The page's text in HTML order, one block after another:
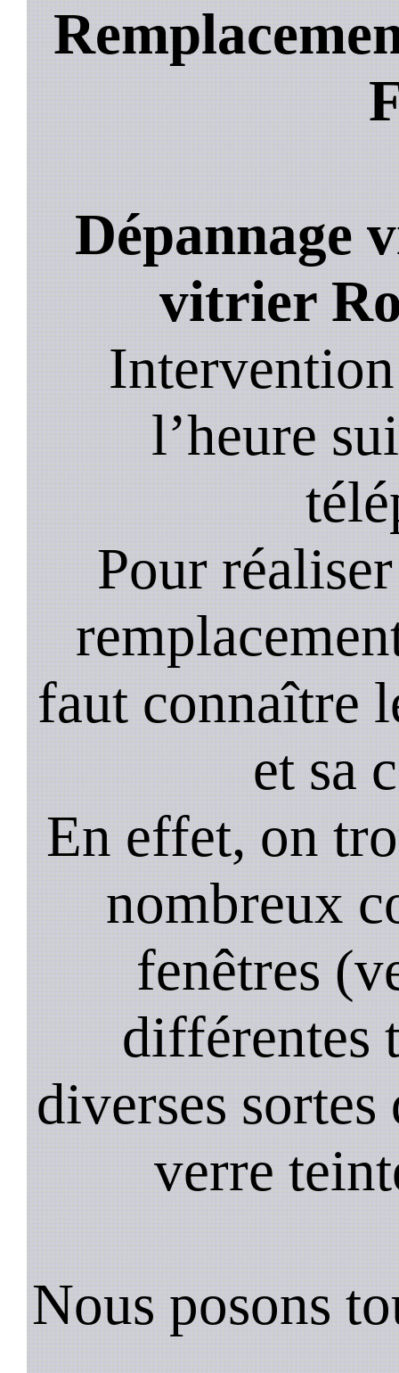
Dépannage
vitrier
Intervention
l’heure
Pour
faut connaître
et sa
En effet, on
nombreux
fenêtres
différentes
diverses
verre
Nous posons